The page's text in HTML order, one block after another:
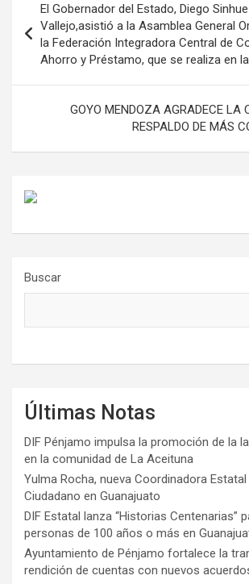
de
entradas
El Gobernador del Estado, Diego
Vallejo,asistió a la Asamblea General
la Federación Integradora Central de
Ahorro y Préstamo, que se realiza en
GOYO MENDOZA AGRADECE LA
RESPALDO DE MÁS
Buscar
Últimas Notas
DIF Pénjamo impulsa la promoción de la
en la comunidad de La Aceituna
Yulma Rocha, nueva Coordinadora
Ciudadano en Guanajuato
DIF Estatal lanza “Historias Centenarias”
personas de 100 años o más en
Ayuntamiento de Pénjamo fortalece la
rendición de cuentas con nuevos